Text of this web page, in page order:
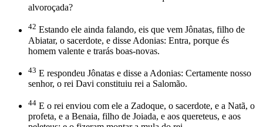
alvoroçada?
42 Estando ele ainda falando, eis que vem Jônatas, filho de
Abiatar, o sacerdote, e disse Adonias: Entra, porque és
homem valente e trarás boas-novas.
43 E respondeu Jônatas e disse a Adonias: Certamente nosso
senhor, o rei Davi constituiu rei a Salomão.
44 E o rei enviou com ele a Zadoque, o sacerdote, e a Natã, o
profeta, e a Benaia, filho de Joiada, e aos quereteus, e aos